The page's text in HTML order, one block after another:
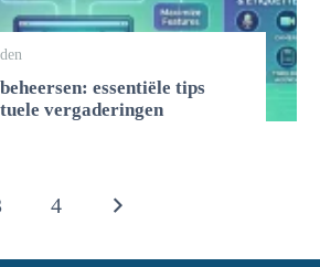
essentiële tips
vergaderingen
4